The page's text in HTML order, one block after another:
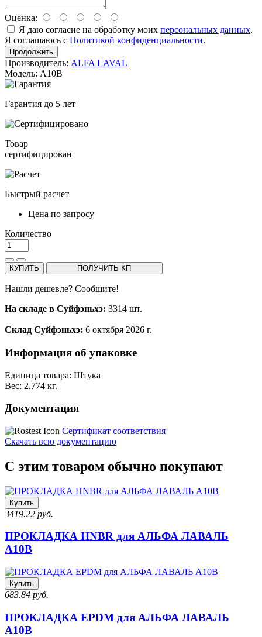
Оценка:
Я даю согласие на обработку моих персональных данных.
Я соглашаюсь с Политикой конфиденциальности.
Продолжить
Производитель: ALFA LAVAL
Модель: A10B
Гарантия до 5 лет
Товар
сертифицирован
Быстрый расчет
Цена по запросу
Количество
КУПИТЬ ПОЛУЧИТЬ КП
Нашли дешевле? Сообщите!
На складе в Суйфэньхэ: 3314 шт.
Склад Суйфэньхэ: 6 октября 2026 г.
Информация об упаковке
Единица товара: Штука
Вес: 2.774 кг.
Документация
Сертификат соответствия
Скачать всю документацию
С этим товаром обычно покупают
Купить
3419.22 руб.
ПРОКЛАДКА HNBR для АЛЬФА ЛАВАЛЬ
A10B
Купить
683.84 руб.
ПРОКЛАДКА EPDM для АЛЬФА ЛАВАЛЬ
A10B